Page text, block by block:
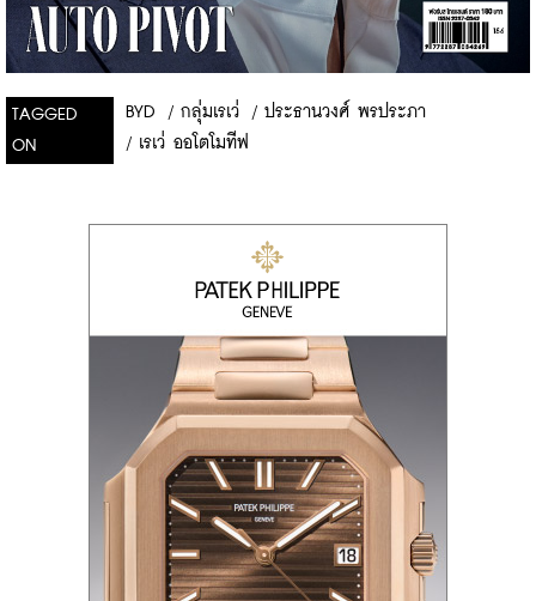
TAGGED
ON
BYD / กลุ่มเรเว่ / ประธานวงศ์ พรประภา
/ เรเว่ ออโตโมทีฟ